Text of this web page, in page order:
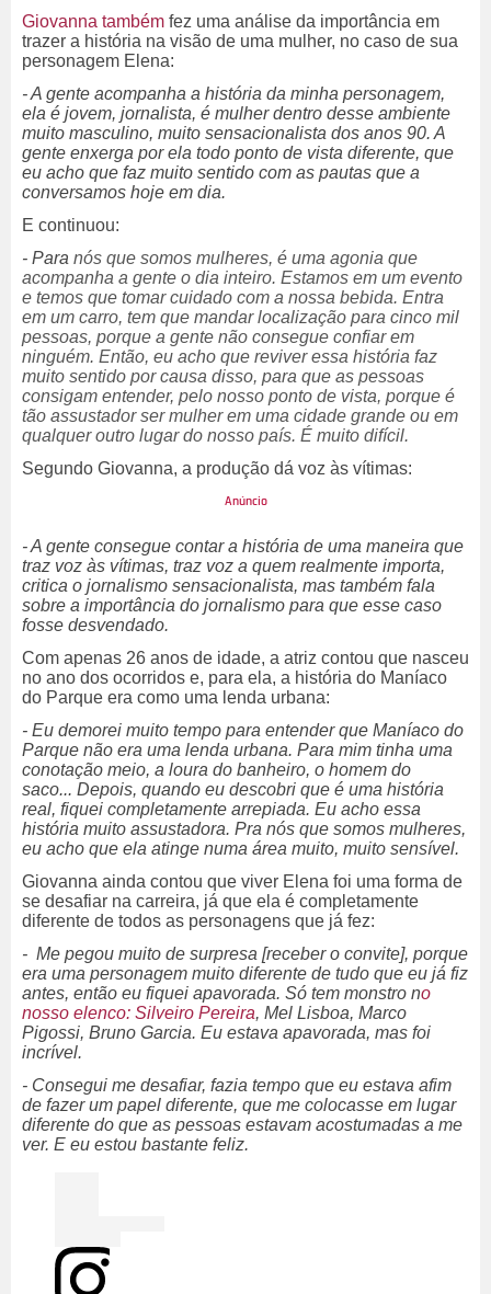
Giovanna também fez uma análise da importância em
trazer a história na visão de uma mulher, no caso de sua
personagem Elena:
- A gente acompanha a história da minha personagem,
ela é jovem, jornalista, é mulher dentro desse ambiente
muito masculino, muito sensacionalista dos anos 90. A
gente enxerga por ela todo ponto de vista diferente, que
eu acho que faz muito sentido com as pautas que a
conversamos hoje em dia.
E continuou:
- Para nós que somos mulheres, é uma agonia que
acompanha a gente o dia inteiro. Estamos em um evento
e temos que tomar cuidado com a nossa bebida. Entra
em um carro, tem que mandar localização para cinco mil
pessoas, porque a gente não consegue confiar em
ninguém. Então, eu acho que reviver essa história faz
muito sentido por causa disso, para que as pessoas
consigam entender, pelo nosso ponto de vista, porque é
tão assustador ser mulher em uma cidade grande ou em
qualquer outro lugar do nosso país. É muito difícil.
Segundo Giovanna, a produção dá voz às vítimas:
- A gente consegue contar a história de uma maneira que
traz voz às vítimas, traz voz a quem realmente importa,
critica o jornalismo sensacionalista, mas também fala
sobre a importância do jornalismo para que esse caso
fosse desvendado.
Com apenas 26 anos de idade, a atriz contou que nasceu
no ano dos ocorridos e, para ela, a história do Maníaco
do Parque era como uma lenda urbana:
- Eu demorei muito tempo para entender que Maníaco do
Parque não era uma lenda urbana. Para mim tinha uma
conotação meio, a loura do banheiro, o homem do
saco... Depois, quando eu descobri que é uma história
real, fiquei completamente arrepiada. Eu acho essa
história muito assustadora. Pra nós que somos mulheres,
eu acho que ela atinge numa área muito, muito sensível.
Giovanna ainda contou que viver Elena foi uma forma de
se desafiar na carreira, já que ela é completamente
diferente de todos as personagens que já fez:
- Me pegou muito de surpresa [receber o convite], porque
era uma personagem muito diferente de tudo que eu já fiz
antes, então eu fiquei apavorada. Só tem monstro no
nosso elenco: Silveiro Pereira, Mel Lisboa, Marco
Pigossi, Bruno Garcia. Eu estava apavorada, mas foi
incrível.
- Consegui me desafiar, fazia tempo que eu estava afim
de fazer um papel diferente, que me colocasse em lugar
diferente do que as pessoas estavam acostumadas a me
ver. E eu estou bastante feliz.